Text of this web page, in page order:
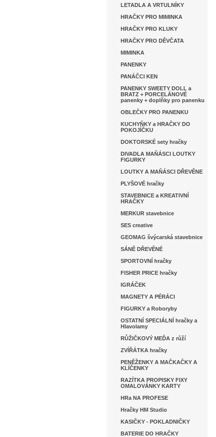
LETADLA A VRTULNÍKY
HRAČKY PRO MIMINKA
HRAČKY PRO KLUKY
HRAČKY PRO DĚVČATA
MIMINKA
PANENKY
PANÁČCI KEN
PANENKY SWEETY DOLL a
BRATZ + PORCELÁNOVÉ
panenky + doplňky pro panenku
OBLEČKY PRO PANENKU
KUCHYŇKY a HRAČKY DO
POKOJÍČKU
DOKTORSKÉ sety hračky
DIVADLA MAŇÁSCI LOUTKY
FIGURKY
LOUTKY A MAŇÁSCI DŘEVĚNE
PLYŠOVÉ hračky
STAVEBNICE a KREATIVNÍ
HRAČKY
MERKUR stavebnice
SES creative
GEOMAG švýcarská stavebnice
SÁNĚ DŘEVĚNÉ
SPORTOVNÍ hračky
FISHER PRICE hračky
IGRÁČEK
MAGNETY A PÉRÁCI
FIGURKY a Roboryby
OSTATNÍ SPECIÁLNÍ hračky a
Hlavolamy
RŮŽIČKOVÝ MEĎA z růží
ZVÍŘÁTKA hračky
PENĚŽENKY A MAČKAČKY A
KLÍČENKY
RAZÍTKA PROPISKY FIXY
OMALOVÁNKY KARTY
HRa NA PROFESE
Hračky HM Studio
KASIČKY - POKLADNIČKY
BATERIE DO HRAČKY